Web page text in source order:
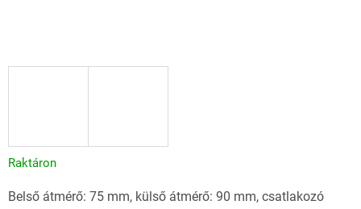
Raktáron
Belső átmérő: 75 mm, külső átmérő: 90 mm, csatlakozó